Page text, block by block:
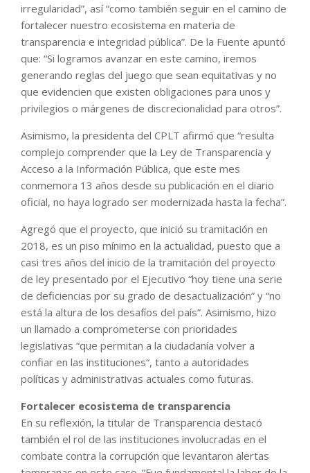
irregularidad”, así “como también seguir en el camino de
fortalecer nuestro ecosistema en materia de
transparencia e integridad pública”. De la Fuente apuntó
que: “Si logramos avanzar en este camino, iremos
generando reglas del juego que sean equitativas y no
que evidencien que existen obligaciones para unos y
privilegios o márgenes de discrecionalidad para otros”.
Asimismo, la presidenta del CPLT afirmó que “resulta
complejo comprender que la Ley de Transparencia y
Acceso a la Información Pública, que este mes
conmemora 13 años desde su publicación en el diario
oficial, no haya logrado ser modernizada hasta la fecha”.
Agregó que el proyecto, que inició su tramitación en
2018, es un piso mínimo en la actualidad, puesto que a
casi tres años del inicio de la tramitación del proyecto
de ley presentado por el Ejecutivo “hoy tiene una serie
de deficiencias por su grado de desactualización” y “no
está la altura de los desafíos del país”. Asimismo, hizo
un llamado a comprometerse con prioridades
legislativas “que permitan a la ciudadanía volver a
confiar en las instituciones“, tanto a autoridades
políticas y administrativas actuales como futuras.
Fortalecer ecosistema de transparencia
En su reflexión, la titular de Transparencia destacó
también el rol de las instituciones involucradas en el
combate contra la corrupción que levantaron alertas